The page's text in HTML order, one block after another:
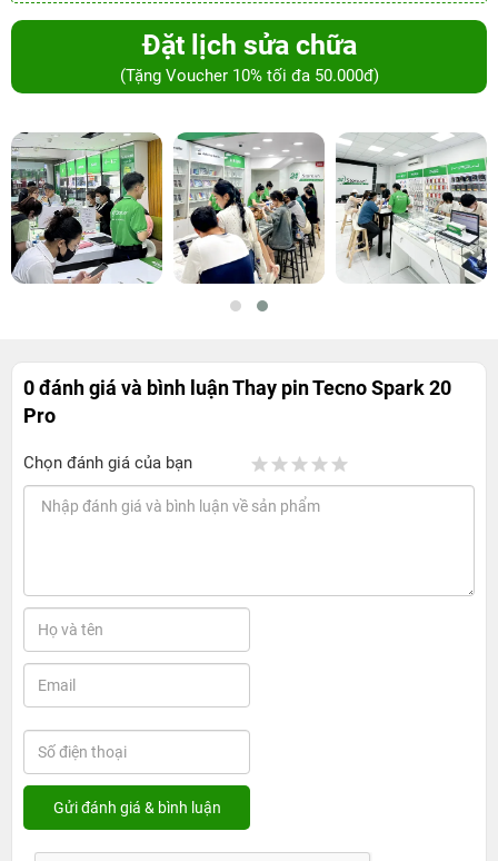
Đặt lịch sửa chữa
(Tặng Voucher 10% tối đa 50.000đ)
0 đánh giá và bình luậnThay pin Tecno Spark 20
Pro
Chọn đánh giá của bạn